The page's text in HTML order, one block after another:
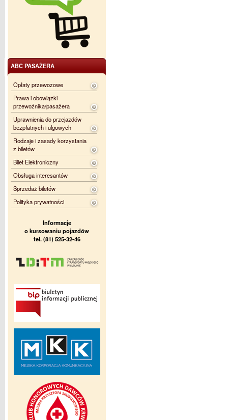
ABC PASAŻERA
Opłaty przewozowe
Prawa i obowiązki
przewoźnika/pasażera
Uprawnienia do przejazdów
bezpłatnych i ulgowych
Rodzaje i zasady korzystania
z biletów
Bilet Elektroniczny
Obsługa interesantów
Sprzedaż biletów
Polityka prywatności
Informacje
o kursowaniu pojazdów
tel. (81) 525-32-46